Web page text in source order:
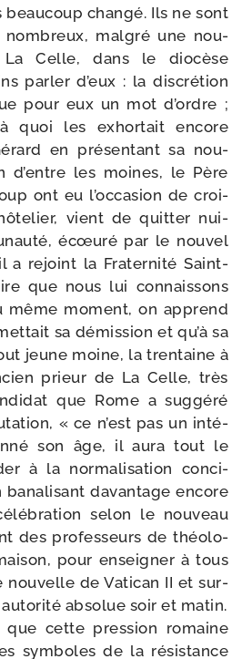
beau­coup chan­gé. Ils ne sont
nom­breux, mal­gré une nou­
Celle, dans le dio­cèse
par­ler d’eux : la dis­cré­tion
pour eux un mot d’ordre ;
quoi les exhor­tait encore
en pré­sen­tant sa nou­
d’entre les moines, le Père
ont eu l’oc­ca­sion de croi­
vient de quit­ter nui­
écœu­ré par le nou­vel
a rejoint la Fraternité Saint-​
que nous lui connais­sons
même moment, on apprend
sa démis­sion et qu’à sa
jeune moine, la tren­taine à
prieur de La Celle, très
que Rome a sug­gé­ré
« ce n’est pas un inté­
son âge, il aura tout le
à la nor­ma­li­sa­tion conci­
bana­li­sant davan­tage encore
selon le nou­veau
des pro­fes­seurs de théo­lo­
pour ensei­gner à tous
nou­velle de Vatican II et sur­
abso­lue soir et matin.
que cette pres­sion romaine
sym­boles de la résis­tance